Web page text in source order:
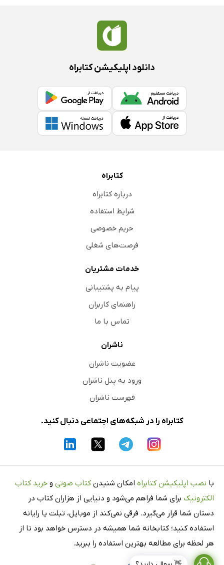
دانلود اپلیکیشن کتابراه
کتابراه
درباره کتابراه
شرایط استفاده
حریم خصوصی
فرصت‌های شغلی
خدمات مشتریان
پیام به پشتیبانی
راهنمای کاربران
تماس با ما
ناشران
عضویت ناشران
ورود به پنل ناشران
فهرست ناشران
کتابراه را در شبکه‌های اجتماعی دنبال کنید.
با نصب اپلیکیشن کتابراه امکان شنیدن کتاب صوتی و خرید کتاب
الکترونیک برای شما فراهم می‌شود و دنیایی از هزاران کتاب در
دستان شما قرار می‌گیرد. فرقی نمی‌کند از موبایل، تبلت یا رایانه
استفاده کنید؛ کتابخانه شما همیشه در دسترس خواهد بود تا از
هر لحظه برای مطالعه بهترین استفاده را ببرید.